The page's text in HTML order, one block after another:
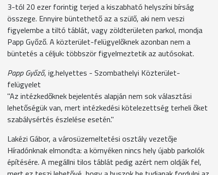
3-tól 20 ezer forintig terjed a kiszabható helyszíni bírság
összege. Ennyire büntethető az a szülő, aki nem veszi
figyelembe a tiltó táblát, vagy zöldterületen parkol, mondja
Papp Győző. A közterület-felügyelőknek azonban nem a
büntetés a céljuk: többször figyelmeztetik az autósokat.
Papp Győző, ig.helyettes - Szombathelyi Közterület-
felügyelet
"Az intézkedőknek bejelentés alapján nem sok választási
lehetőségük van, mert intézkedési kötelezettség terheli őket
szabálysértés észlelése esetén."
Lakézi Gábor, a városüzemeltetési osztály vezetője
Híradónknak elmondta: a környéken nincs hely újabb parkolók
építésére. A megállni tilos táblát pedig azért nem oldják fel,